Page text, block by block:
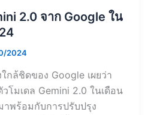
2.0 จาก Google ใน
2024
กล้ชิดของ Google เผยว่า
โมเดล Gemini 2.0 ในเดือน
พร้อมกับการปรับปรุง